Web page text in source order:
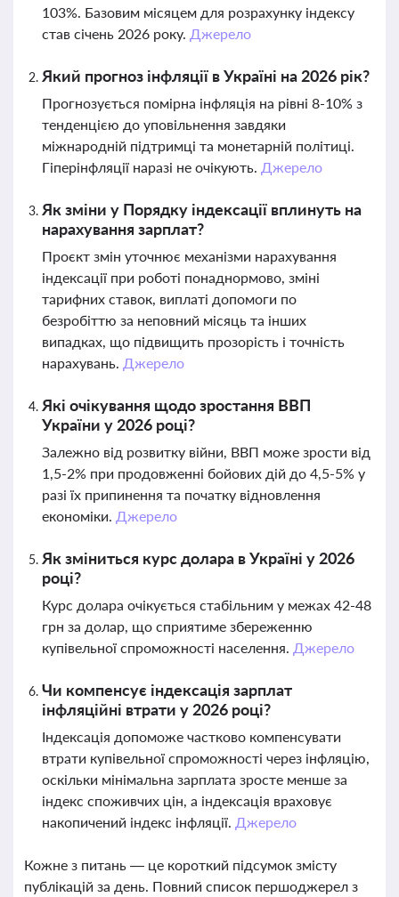
103%. Базовим місяцем для розрахунку індексу
став січень 2026 року. Джерело
Який прогноз інфляції в Україні на 2026 рік?
Прогнозується помірна інфляція на рівні 8-10% з
тенденцією до уповільнення завдяки
міжнародній підтримці та монетарній політиці.
Гіперінфляції наразі не очікують. Джерело
Як зміни у Порядку індексації вплинуть на
нарахування зарплат?
Проєкт змін уточнює механізми нарахування
індексації при роботі понаднормово, зміні
тарифних ставок, виплаті допомоги по
безробіттю за неповний місяць та інших
випадках, що підвищить прозорість і точність
нарахувань. Джерело
Які очікування щодо зростання ВВП
України у 2026 році?
Залежно від розвитку війни, ВВП може зрости від
1,5-2% при продовженні бойових дій до 4,5-5% у
разі їх припинення та початку відновлення
економіки. Джерело
Як зміниться курс долара в Україні у 2026
році?
Курс долара очікується стабільним у межах 42-48
грн за долар, що сприятиме збереженню
купівельної спроможності населення. Джерело
Чи компенсує індексація зарплат
інфляційні втрати у 2026 році?
Індексація допоможе частково компенсувати
втрати купівельної спроможності через інфляцію,
оскільки мінімальна зарплата зросте менше за
індекс споживчих цін, а індексація враховує
накопичений індекс інфляції. Джерело
Кожне з питань — це короткий підсумок змісту
публікацій за день. Повний список першоджерел з